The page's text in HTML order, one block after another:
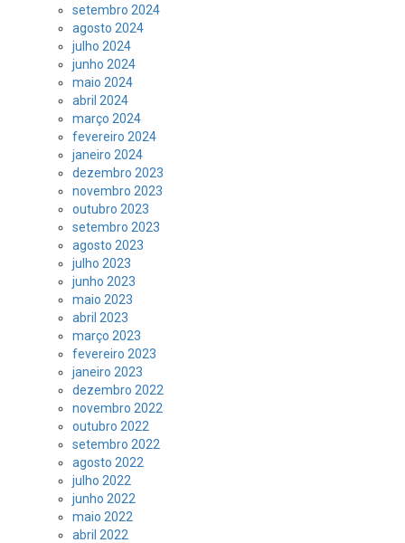
setembro 2024
agosto 2024
julho 2024
junho 2024
maio 2024
abril 2024
março 2024
fevereiro 2024
janeiro 2024
dezembro 2023
novembro 2023
outubro 2023
setembro 2023
agosto 2023
julho 2023
junho 2023
maio 2023
abril 2023
março 2023
fevereiro 2023
janeiro 2023
dezembro 2022
novembro 2022
outubro 2022
setembro 2022
agosto 2022
julho 2022
junho 2022
maio 2022
abril 2022